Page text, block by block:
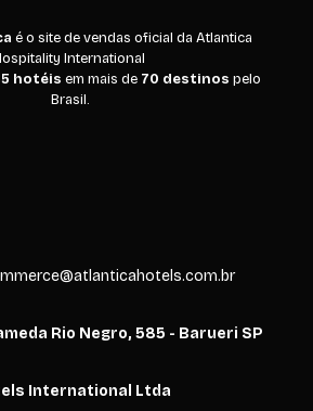
é o site de vendas oficial da Atlantica
International
hotéis em mais de 70 destinos pelo
Brasil.
Rio Negro, 585 - Barueri SP
International Ltda